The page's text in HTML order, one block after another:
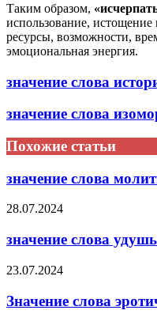
Таким образом,
использование, истощение
ресурсы, возможности,
эмоциональная энергия.
значение слова
значение слова
Похожие статьи
значение слова
28.07.2024
значение слова
23.07.2024
Значение слова